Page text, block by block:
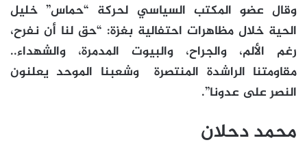
وقال عضو المكتب السياسي لحركة “حماس” خليل
الحية خلال مظاهرات احتفالية بغزة: “حق لنا أن نفرح،
رغم الألم، والجراح، والبيوت المدمرة، والشهداء..
مقاومتنا الراشدة المنتصرة وشعبنا الموحد يعلنون
النصر على عدونا”.
محمد دحلان